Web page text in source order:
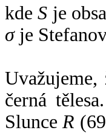
kdeS je
σje
černá
SlunceR